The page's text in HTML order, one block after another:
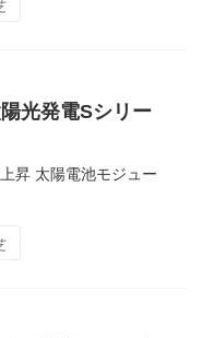
光発電Sシリー
昇 太陽電池モジュー